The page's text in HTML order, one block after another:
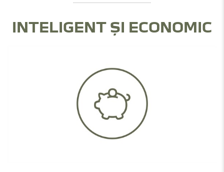
INTELIGENT ȘI ECONOMIC